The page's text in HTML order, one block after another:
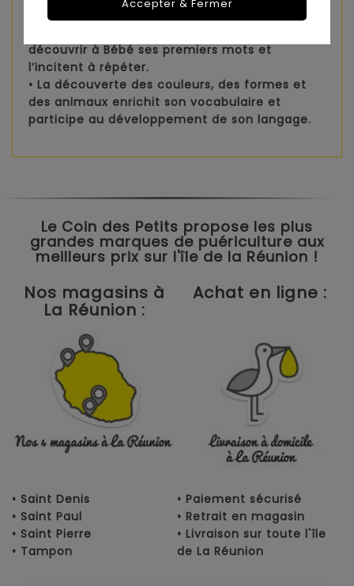
Accepter & Fermer
Développement du langage
découvrir à Bébé ses premiers mots et
l’incitent à répéter.
• La découverte des couleurs, des formes et
des animaux enrichit son vocabulaire et
participe au développement de son langage.
Le Coin des Petits propose les plus
grandes marques de puériculture aux
meilleurs prix sur l'île de la Réunion !
Nos magasins à
La Réunion :
Achat en ligne :
• Saint Denis
• Saint Paul
• Saint Pierre
• Tampon
• Paiement sécurisé
• Retrait en magasin
• Livraison sur toute l'île
de La Réunion